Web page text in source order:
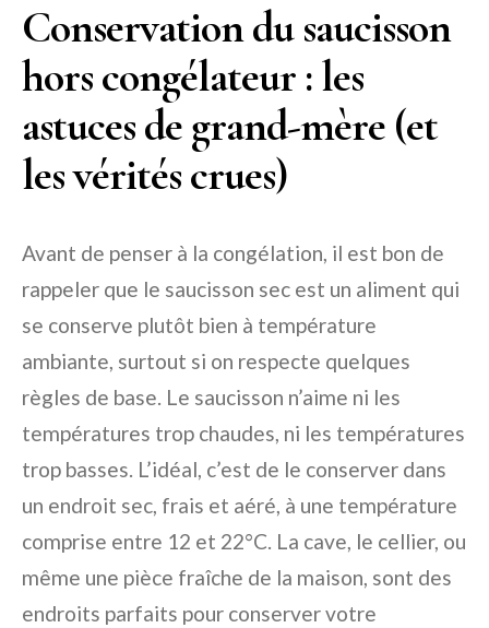
Conservation du saucisson
hors congélateur : les
astuces de grand-mère (et
les vérités crues)
Avant de penser à la congélation, il est bon de
rappeler que le saucisson sec est un aliment qui
se conserve plutôt bien à température
ambiante, surtout si on respecte quelques
règles de base. Le saucisson n’aime ni les
températures trop chaudes, ni les températures
trop basses. L’idéal, c’est de le conserver dans
un endroit sec, frais et aéré, à une température
comprise entre 12 et 22°C. La cave, le cellier, ou
même une pièce fraîche de la maison, sont des
endroits parfaits pour conserver votre